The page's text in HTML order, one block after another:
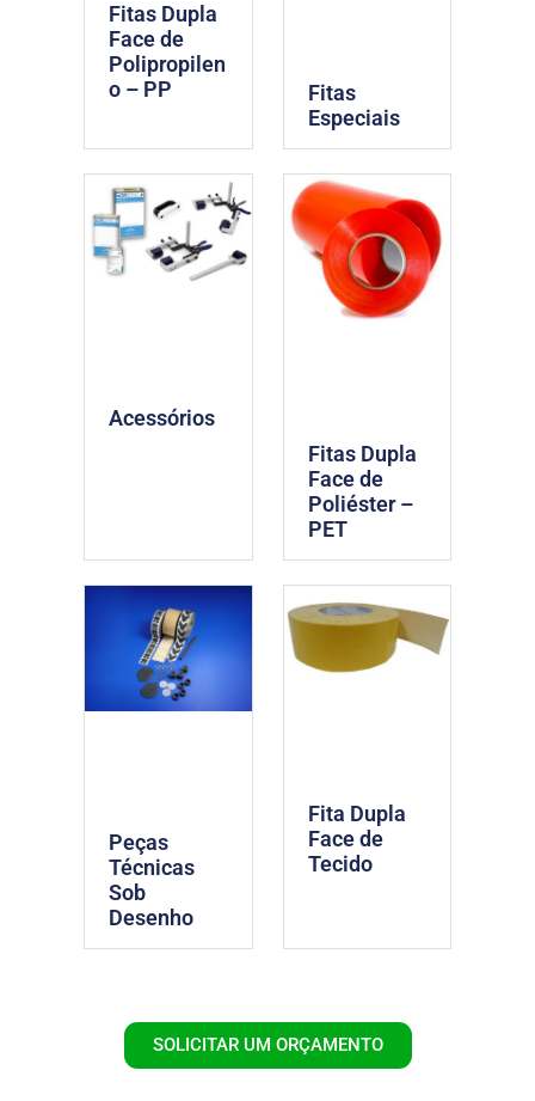
Fitas Dupla
Face de
Polipropilen
o – PP
Fitas
Especiais
Acessórios
Fitas Dupla
Face de
Poliéster –
PET
Peças
Técnicas
Sob
Desenho
Fita Dupla
Face de
Tecido
SOLICITAR UM ORÇAMENTO